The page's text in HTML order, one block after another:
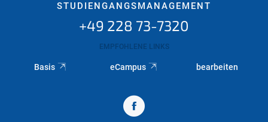
STUDIENGANGSMANAGEMENT
+49 228 73-7320
EMPFOHLENE LINKS
Basis eCampus bearbeiten